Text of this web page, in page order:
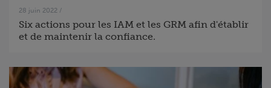
28 juin 2022 /
Six actions pour les IAM et les GRM afin d'établir
et de maintenir la confiance.